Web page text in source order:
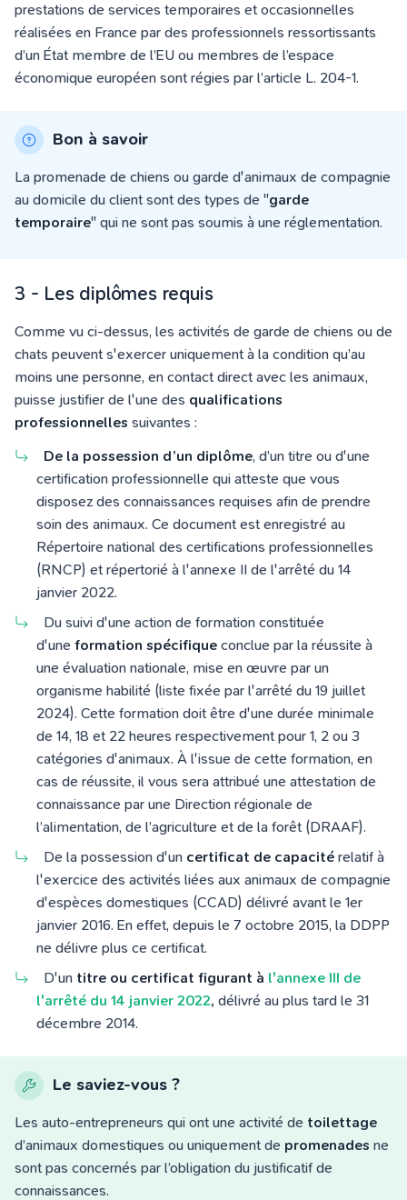
prestations de services temporaires et occasionnelles
réalisées en France par des professionnels ressortissants
d’un État membre de l’EU ou membres de l’espace
économique européen sont régies par l’article L. 204-1.
Bon à savoir
La promenade de chiens ou garde d'animaux de compagnie
au domicile du client sont des types de "garde
temporaire" qui ne sont pas soumis à une réglementation.
3 - Les diplômes requis
Comme vu ci-dessus, les activités de garde de chiens ou de
chats peuvent s'exercer uniquement à la condition qu’au
moins une personne, en contact direct avec les animaux,
puisse justifier de l'une des qualifications
professionnelles suivantes :
De la possession d’un diplôme, d’un titre ou d'une
certification professionnelle qui atteste que vous
disposez des connaissances requises afin de prendre
soin des animaux. Ce document est enregistré au
Répertoire national des certifications professionnelles
(RNCP) et répertorié à l'annexe II de l'arrêté du 14
janvier 2022.
Du suivi d'une action de formation constituée
d'une formation spécifique conclue par la réussite à
une évaluation nationale, mise en œuvre par un
organisme habilité (liste fixée par l'arrêté du 19 juillet
2024). Cette formation doit être d'une durée minimale
de 14, 18 et 22 heures respectivement pour 1, 2 ou 3
catégories d'animaux. À l'issue de cette formation, en
cas de réussite, il vous sera attribué une attestation de
connaissance par une Direction régionale de
l’alimentation, de l’agriculture et de la forêt (DRAAF).
De la possession d'un certificat de capacité relatif à
l'exercice des activités liées aux animaux de compagnie
d'espèces domestiques (CCAD) délivré avant le 1er
janvier 2016. En effet, depuis le 7 octobre 2015, la DDPP
ne délivre plus ce certificat.
D'un titre ou certificat figurant à l'annexe III de
l'arrêté du 14 janvier 2022, délivré au plus tard le 31
décembre 2014.
Le saviez-vous ?
Les auto-entrepreneurs qui ont une activité de toilettage
d’animaux domestiques ou uniquement de promenades ne
sont pas concernés par l’obligation du justificatif de
connaissances.